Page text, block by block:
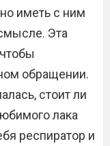
иметь с ним
Эта
обращении.
стоит ли
лака
респиратор и